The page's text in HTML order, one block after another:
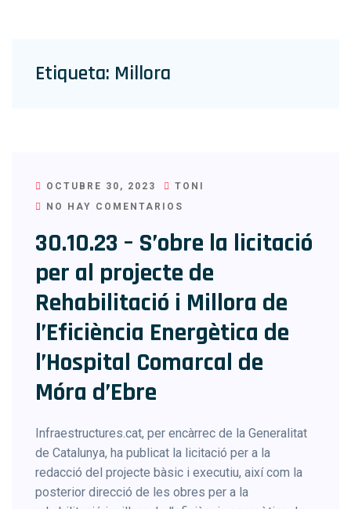
Etiqueta: Millora
OCTUBRE 30, 2023
TONI
NO HAY COMENTARIOS
30.10.23 – S’obre la licitació
per al projecte de
Rehabilitació i Millora de
l’Eficiència Energètica de
l’Hospital Comarcal de
Móra d’Ebre
Infraestructures.cat, per encàrrec de la Generalitat
de Catalunya, ha publicat la licitació per a la
redacció del projecte bàsic i executiu, així com la
posterior direcció de les obres per a la